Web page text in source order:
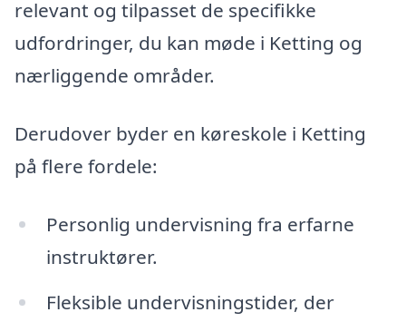
relevant og tilpasset de specifikke
udfordringer, du kan møde i Ketting og
nærliggende områder.
Derudover byder en køreskole i Ketting
på flere fordele:
Personlig undervisning fra erfarne
instruktører.
Fleksible undervisningstider, der